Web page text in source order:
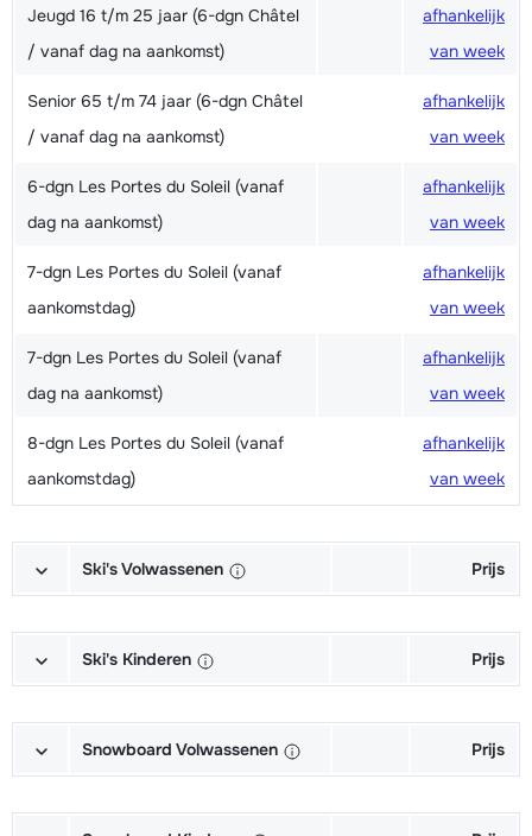
Jeugd 16 t/m 25 jaar (6-dgn Châtel
/ vanaf dag na aankomst)
afhankelijk
van week
Senior 65 t/m 74 jaar (6-dgn Châtel
/ vanaf dag na aankomst)
afhankelijk
van week
6-dgn Les Portes du Soleil (vanaf
dag na aankomst)
afhankelijk
van week
7-dgn Les Portes du Soleil (vanaf
aankomstdag)
afhankelijk
van week
7-dgn Les Portes du Soleil (vanaf
dag na aankomst)
afhankelijk
van week
8-dgn Les Portes du Soleil (vanaf
aankomstdag)
afhankelijk
van week
Ski's Volwassenen Prijs
Schoenen + Stokken (6/7 dagen)
van week
Stokken (6/7 dagen)
van week
(6/7 dagen)
van week
Ski's Kinderen Prijs
Schoenen + Stokken (6/7 dagen)
van week
Snowboard Volwassenen Prijs